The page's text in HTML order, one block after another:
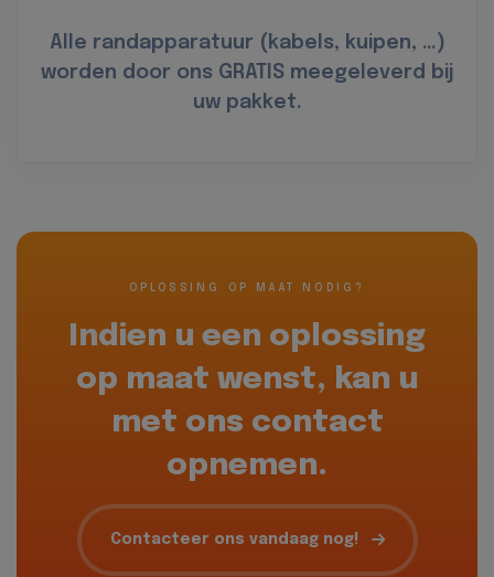
Alle randapparatuur (kabels, kuipen, …)
worden door ons GRATIS meegeleverd bij
uw pakket.
OPLOSSING OP MAAT NODIG?
Indien u een oplossing
op maat wenst, kan u
met ons contact
opnemen.
Contacteer ons vandaag nog!